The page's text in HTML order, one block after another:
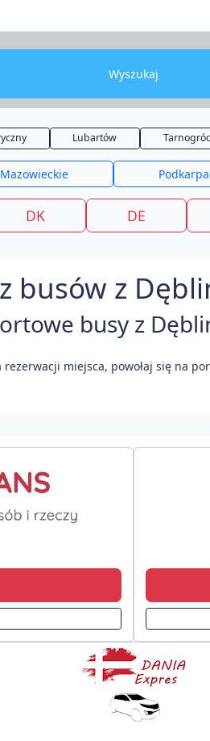
Wyszukaj
Lubartów
Mazowieckie
DK DE
busów z
busy z
miejsca, powołaj się na